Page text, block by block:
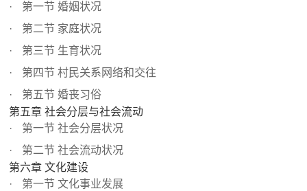
第一节 婚姻状况
第二节 家庭状况
第三节 生育状况
第四节 村民关系网络和交往
第五节 婚丧习俗
第五章 社会分层与社会流动
第一节 社会分层状况
第二节 社会流动状况
第六章 文化建设
第一节 文化事业发展